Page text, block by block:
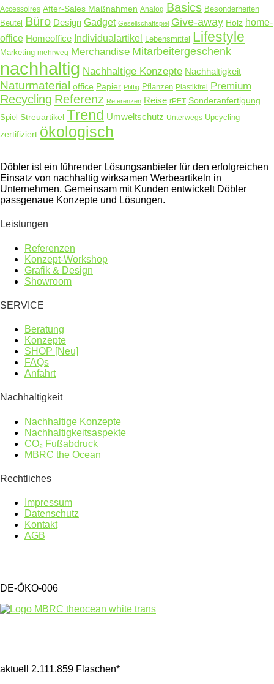
Accessoires After-Sales Maßnahmen Analog Basics Besonderheiten
Beutel Büro Design Gadget Gesellschaftspiel Give-away Holz home-
office Homeoffice Individualartikel Lebensmittel Lifestyle
Marketing mehrweg Merchandise Mitarbeitergeschenk
nachhaltig Nachhaltige Konzepte Nachhaltigkeit
Naturmaterial office Papier Pfiffig Pflanzen Plastikfrei Premium
Recycling Referenz Referenzen Reise rPET Sonderanfertigung
Spiel Streuartikel Trend Umweltschutz Unterwegs Upcycling
zertifiziert ökologisch
Döbler ist ein führender Lösungsanbieter für den erfolgreichen
Einsatz von nachhaltig wirksamen Werbeartikeln in
Unternehmen. Gemeinsam mit Kunden entwickelt Döbler
passgenaue Konzepte und Lösungen.
Leistungen
Referenzen
Konzept-Workshop
Grafik & Design
Showroom
SERVICE
Beratung
Konzepte
SHOP [Neu]
FAQs
Anfahrt
Nachhaltigkeit
Nachhaltige Konzepte
Nachhaltigkeitsaspekte
CO₂ Fußabdruck
MBRC the Ocean
Rechtliches
Impressum
Datenschutz
Kontakt
AGB
DE-ÖKO-006
aktuell 2.111.859 Flaschen*